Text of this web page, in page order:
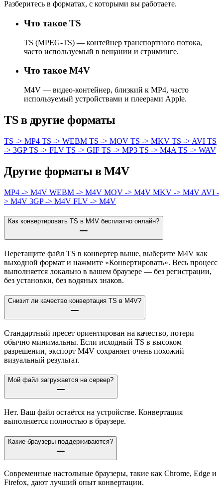
Разберитесь в форматах, с которыми вы работаете.
Что такое TS
TS (MPEG-TS) — контейнер транспортного потока,
часто используемый в вещании и стриминге.
Что такое M4V
M4V — видео-контейнер, близкий к MP4, часто
используемый устройствами и плеерами Apple.
TS в другие форматы
TS -> MP4 TS -> WEBM TS -> MOV TS -> MKV TS -> AVI TS
-> 3GPTS -> FLV TS -> GIF TS -> MP3 TS -> M4A TS -> WAV
Другие форматы в M4V
MP4 -> M4V WEBM -> M4V MOV -> M4V MKV -> M4V AVI -
> M4V 3GP -> M4V FLV -> M4V
Как конвертировать TS в M4V бесплатно онлайн?
Перетащите файл TS в конвертер выше, выберите M4V как
выходной формат и нажмите «Конвертировать». Весь процесс
выполняется локально в вашем браузере — без регистрации,
без установки, без водяных знаков.
Снизит ли качество конвертация TS в M4V?
Стандартный пресет ориентирован на качество, потери
обычно минимальны. Если исходный TS в высоком
разрешении, экспорт M4V сохраняет очень похожий
визуальный результат.
Мой файл загружается на сервер?
Нет. Ваш файл остаётся на устройстве. Конвертация
выполняется полностью в браузере.
Какие браузеры поддерживаются?
Современные настольные браузеры, такие как Chrome, Edge и
Firefox, дают лучший опыт конвертации.